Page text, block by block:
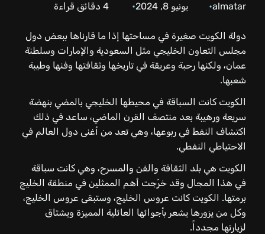
almatar يونيو 8, 2024 4دقائق قراءة
دولة الكويت صغيرة في مساحتها إذا ما قارناها ببعض دول
مجلس التعاون الخليجي مثل السعودية والإمارات وسلطنة
عمان، ولكنها رحبة وعريقة في تاريخها وثقافتها وفنها وطيبة
شعبها.
الكويت كانت السباقة في محيطها الخليجي بالمضي بنهضة
سريعة ورهيبة بعد منتصف القرن الماضي، ساعد في ذلك
اكتشاف النفط في ربوعها، وهي تعد من أغنى دول العالم في
الاحتياطي النفطي.
الكويت هي بلد الثقافة والفن والمسرح، وهي كانت سباقة
في هذا المجال وقد خرّجت أهم الممثلين في منطقة الخليج
برمتها. الكويت كانت عروس الخليج، وستبقى عروس الخليج،
وكل من يزورها يشعر بأجوائها العائلية المميزة ويشتاق
لزيارتها مجدداً.